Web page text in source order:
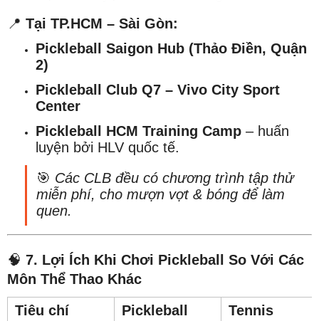
📍 Tại TP.HCM – Sài Gòn:
Pickleball Saigon Hub (Thảo Điền, Quận
2)
Pickleball Club Q7 – Vivo City Sport
Center
Pickleball HCM Training Camp – huấn
luyện bởi HLV quốc tế.
🎯 Các CLB đều có chương trình tập thử
miễn phí, cho mượn vợt & bóng để làm
quen.
🧠 7. Lợi Ích Khi Chơi Pickleball So Với Các
Môn Thể Thao Khác
Tiêu chí
Pickleball Tennis